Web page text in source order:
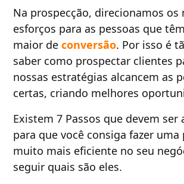
Na prospecção, direcionamos os
esforços para as pessoas que
maior deconversão. Por isso é
saber como prospectar clientes
nossas estratégias alcancem as
certas, criando melhores
Existem 7 Passos que devem ser
para que você consiga fazer uma
muito mais eficiente no seu
seguir quais são eles.